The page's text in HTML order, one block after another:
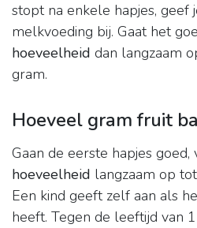
stopt na enkele hapjes, geef
melkvoeding bij. Gaat het
hoeveelheid dan langzaam
gram.
Hoeveel gram fruit
Gaan de eerste hapjes goed,
hoeveelheid langzaam op
Een kind geeft zelf aan als
heeft. Tegen de leeftijd van